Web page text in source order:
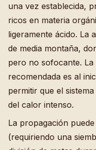
una vez establecida,
ricos en materia
ligeramente ácido. La
de media montaña,
pero no sofocante. La
recomendada es al
permitir que el
del calor intenso.
La propagación
(requiriendo una